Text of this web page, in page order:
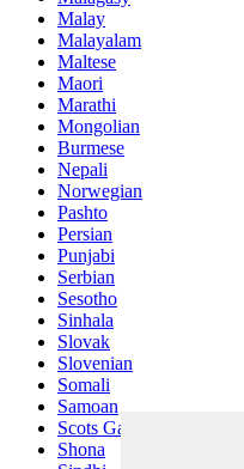
Malay
Malayalam
Maltese
Maori
Marathi
Mongolian
Burmese
Nepali
Norwegian
Pashto
Persian
Punjabi
Serbian
Sesotho
Sinhala
Slovak
Slovenian
Somali
Samoan
Scots Gaelic
Shona